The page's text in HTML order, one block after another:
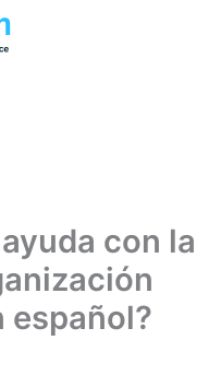
con la
español?